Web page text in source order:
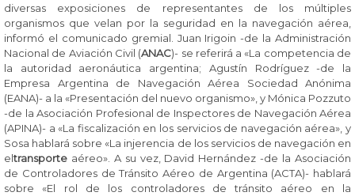
diversas exposiciones de representantes de los múltiples
organismos que velan por la seguridad en la navegación aérea,
informó el comunicado gremial. Juan Irigoin -de la Administración
Nacional de Aviación Civil (ANAC)- se referirá a «La competencia de
la autoridad aeronáutica argentina; Agustí­n Rodríguez -de la
Empresa Argentina de Navegación Aérea Sociedad Anónima
(EANA)- a la «Presentación del nuevo organismo», y Mónica Pozzuto
-de la Asociación Profesional de Inspectores de Navegación Aérea
(APINA)- a «La fiscalización en los servicios de navegación aérea», y
Sosa hablará sobre «La injerencia de los servicios de navegación en
eltransporte aéreo». A su vez, David Hernández -de la Asociación
de Controladores de Tránsito Aéreo de Argentina (ACTA)- hablará
sobre «El rol de los controladores de tránsito aéreo en la